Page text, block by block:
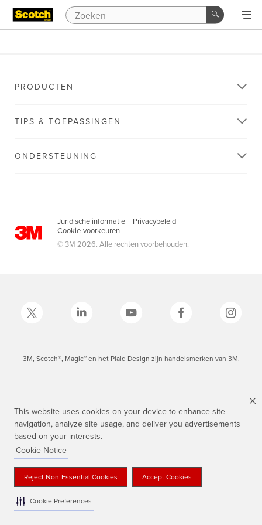
This website uses cookies on your device to enhance site
navigation, analyze site usage, and deliver you advertisements
based on your interests.
Cookie Notice
Reject Non-Essential Cookies Accept Cookies
Cookie Preferences
PRODUCTEN
TIPS & TOEPASSINGEN
ONDERSTEUNING
Juridische informatie | Privacybeleid |
Cookie-voorkeuren
© 3M 2026. Alle rechten voorbehouden.
3M, Scotch®, Magic™ en het Plaid Design zijn handelsmerken van 3M.